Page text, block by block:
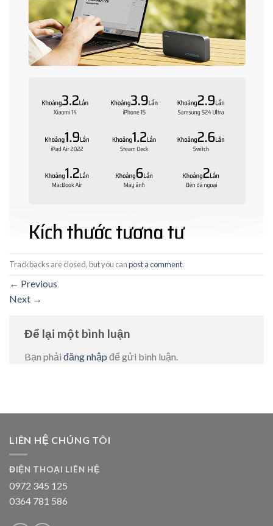
Trackbacks are closed, but you canpost a comment.
← Previous
Next →
Để lại một bình luận
Bạn phải đăng nhập để gửi bình luận.
LIÊN HỆ CHÚNG TÔI
ĐIỆN THOẠI LIÊN HỆ
0972 345 125
0364 781 586